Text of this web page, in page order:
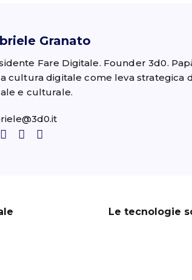
Granato
Fare Digitale. Founder 3d0.
cultura digitale come leva strategica
e culturale.
Le tecnologie